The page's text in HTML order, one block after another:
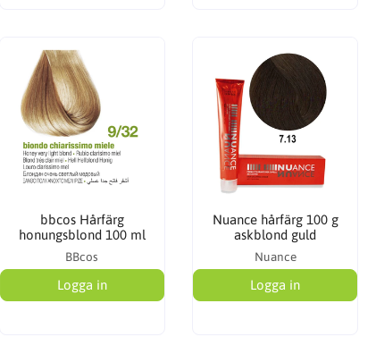
bbcos Hårfärg
honungsblond 100 ml
BBcos
Logga in
Nuance hårfärg 100 g
askblond guld
Nuance
Logga in